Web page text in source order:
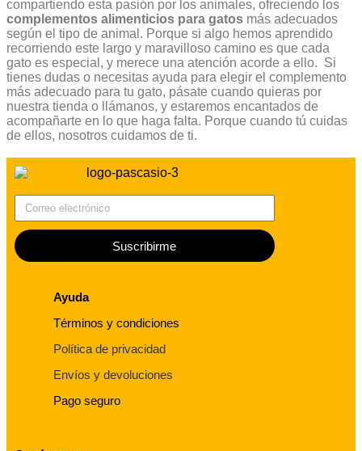
compartiendo esta pasión por los animales, ofreciendo los
complementos alimenticios para gatos más adecuados
según el tipo de animal. Porque si algo hemos aprendido
recorriendo este largo y maravilloso camino es que cada
gato es especial, y merece una atención acorde a ello. Si
tienes dudas o necesitas ayuda para elegir el complemento
más adecuado para tu gato, pásate cuando quieras por
nuestra tienda o llámanos, y estaremos encantados de
acompañarte en lo que haga falta. Porque cuando tú cuidas
de ellos, nosotros cuidamos de ti.
Suscribirme
Ayuda
Términos y condiciones
Política de privacidad
Envíos y devoluciones
Pago seguro